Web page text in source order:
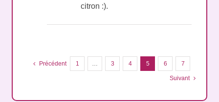
citron :).
Précédent 1 … 3 4 5 6 7
Suivant